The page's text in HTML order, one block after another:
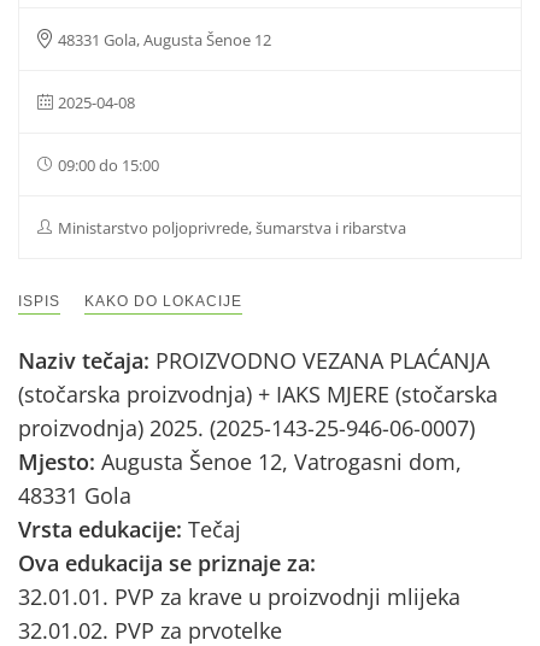
48331 Gola, Augusta Šenoe 12
2025-04-08
09:00 do 15:00
Ministarstvo poljoprivrede, šumarstva i ribarstva
ISPIS KAKO DO LOKACIJE
Naziv tečaja: PROIZVODNO VEZANA PLAĆANJA
(stočarska proizvodnja) + IAKS MJERE (stočarska
proizvodnja) 2025. (2025-143-25-946-06-0007)
Mjesto: Augusta Šenoe 12, Vatrogasni dom,
48331 Gola
Vrsta edukacije: Tečaj
Ova edukacija se priznaje za:
32.01.01. PVP za krave u proizvodnji mlijeka
32.01.02. PVP za prvotelke